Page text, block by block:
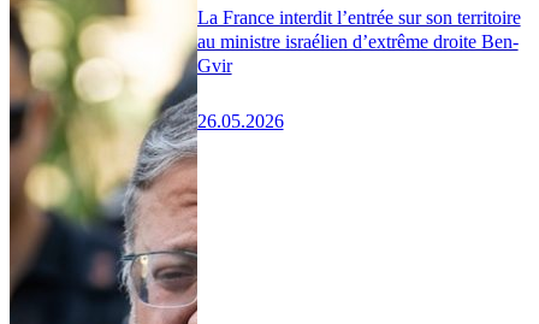
La France interdit l’entrée sur son territoire
au ministre israélien d’extrême droite Ben-
Gvir
26.05.2026